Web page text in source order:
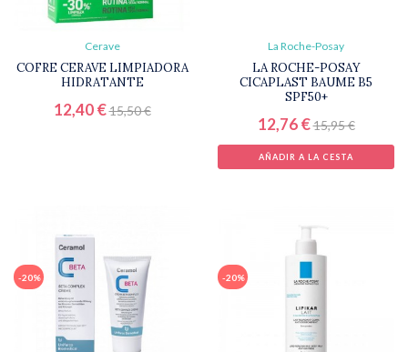
Cerave
COFRE CERAVE LIMPIADORA
HIDRATANTE
12,40 €15,50 €
La Roche-Posay
LA ROCHE-POSAY
CICAPLAST BAUME B5
SPF50+
12,76 €15,95 €
AÑADIR A LA CESTA
-20% -20%